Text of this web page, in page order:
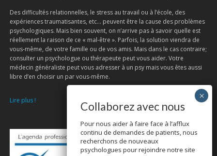
Des difficultés relationnelles, le stress au travail ou à l’école, des
expériences traumatisantes, etc… peuvent être la cause des problèmes
psychologiques. Mais bien souvent, on n’arrive pas à savoir quelle est
réellement la raison de ce « mal-être ». Parfois, la solution viendra de
vous-même, de votre famille ou de vos amis. Mais dans le cas contraire;
consulter un psychologue ou thérapeute peut vous aider. Votre
médecin généraliste peut vous adresser à un psy mais vous êtes aussi
libre d’en choisir un par vous-même.
Lire plus ! Collaborez avec nous
Pour nous aider à faire face à l’afflux
continu de demandes de patients, nous
recherchons de nouveaux
psychologues pour rejoindre notre site